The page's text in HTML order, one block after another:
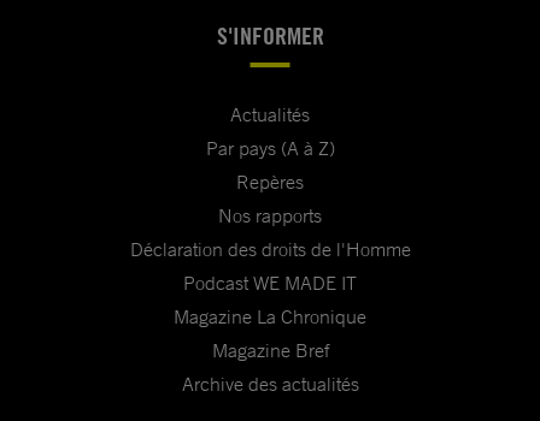
S'INFORMER
Actualités
Par pays (A à Z)
Repères
Nos rapports
Déclaration des droits de l'Homme
Podcast WE MADE IT
Magazine La Chronique
Magazine Bref
Archive des actualités